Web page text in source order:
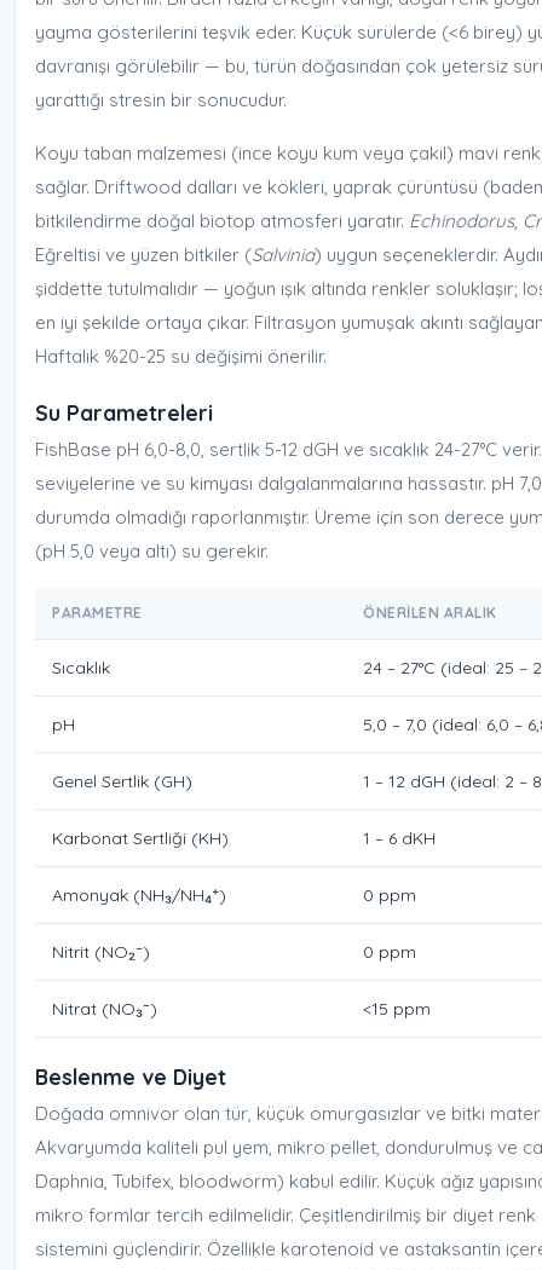
yayma gösterilerini teşvik eder. Küçük sürülerde (<6 birey)
davranışı görülebilir — bu, türün doğasından çok yetersiz
yarattığı stresin bir sonucudur.
Koyu taban malzemesi (ince koyu kum veya çakıl) mavi
sağlar. Driftwood dalları ve kökleri, yaprak çürüntüsü
bitkilendirme doğal biotop atmosferi yaratır. Echinodorus,
Eğreltisi ve yüzen bitkiler (Salvinia) uygun seçeneklerdir.
şiddette tutulmalıdır — yoğun ışık altında renkler soluklaşır;
en iyi şekilde ortaya çıkar. Filtrasyon yumuşak akıntı
Haftalık %20-25 su değişimi önerilir.
Su Parametreleri
FishBase pH 6,0-8,0, sertlik 5-12 dGH ve sıcaklık 24-27°C
seviyelerine ve su kimyası dalgalanmalarına hassastır. pH
durumda olmadığı raporlanmıştır. Üreme için son derece
(pH 5,0 veya altı) su gerekir.
PARAMETRE ÖNERILEN ARALIK
Sıcaklık 24 – 27°C (ideal: 25 –
pH 5,0 – 7,0 (ideal: 6,0 –
Genel Sertlik (GH) 1 – 12 dGH (ideal: 2 –
Karbonat Sertliği (KH) 1 – 6 dKH
Amonyak (NH₃/NH₄⁺) 0 ppm
Nitrit (NO₂⁻) 0 ppm
Nitrat (NO₃⁻) <15 ppm
Beslenme ve Diyet
Doğada omnivor olan tür, küçük omurgasızlar ve bitki
Akvaryumda kaliteli pul yem, mikro pellet, dondurulmuş ve
Daphnia, Tubifex, bloodworm) kabul edilir. Küçük ağız
mikro formlar tercih edilmelidir. Çeşitlendirilmiş bir diyet renk
sistemini güçlendirir. Özellikle karotenoid ve astaksantin